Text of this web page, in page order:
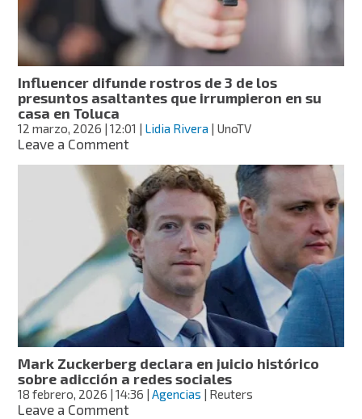
piel:
“Estoy
comenzando
un
protocolo
especial”
Influencer difunde rostros de 3 de los
presuntos asaltantes que irrumpieron en su
casa en Toluca
12 marzo, 2026 | 12:01 | Lidia Rivera | UnoTV
Leave a Commenton
difunde
rostros
de
3
de
los
presuntos
asaltantes
que
irrumpieron
en
su
casa
en
Toluca
Mark Zuckerberg declara en juicio histórico
sobre adicción a redes sociales
18 febrero, 2026 | 14:36 |Agencias | Reuters
Leave a Commenton